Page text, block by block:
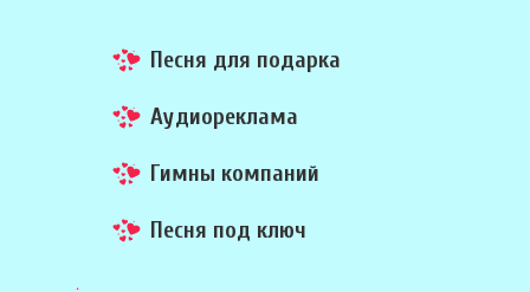
Песня для подарка
Аудиореклама
Гимны компаний
Песня под ключ